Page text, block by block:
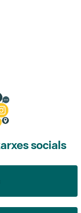
valoracions és de 0
socials